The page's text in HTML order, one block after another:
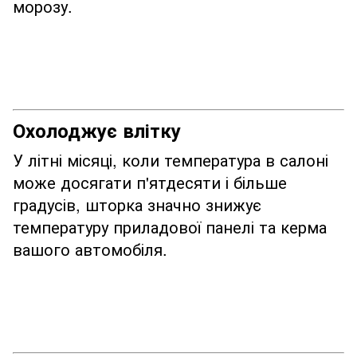
морозу.
Охолоджує влітку
У літні місяці, коли температура в салоні
може досягати п'ятдесяти і більше
градусів, шторка значно знижує
температуру приладової панелі та керма
вашого автомобіля.